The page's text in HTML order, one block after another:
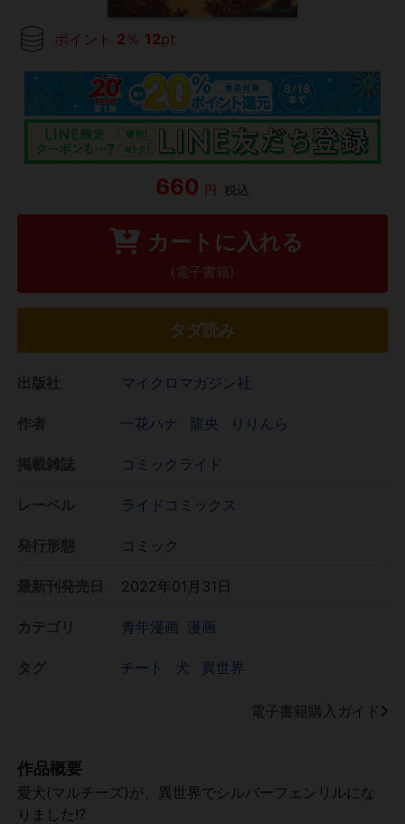
ポイント 2 ％ 12pt
660 円 税込
カートに入れる
(電子書籍)
タダ読み
マイクロマガジン社
一花ハナ 龍央 りりんら
コミックライド
ライドコミックス
コミック
2022年01月31日
青年漫画 漫画
チート 犬 異世界
電子書籍購入ガイド
作品概要
愛犬(マルチーズ)が、異世界でシルバーフェンリルにな
りました!?